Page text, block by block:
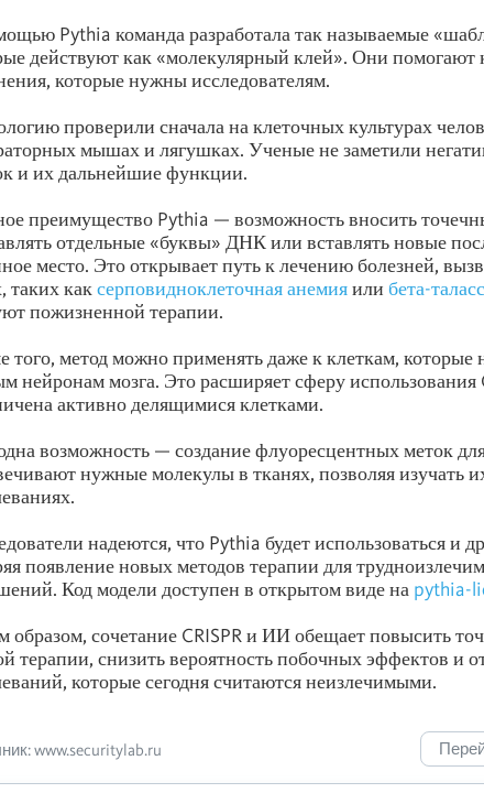
Pythia команда разработала так называемые
действуют как «молекулярный клей». Они помогают
которые нужны исследователям.
проверили сначала на клеточных культурах
мышах и лягушках. Ученые не заметили
и их дальнейшие функции.
преимущество Pythia — возможность вносить
отдельные «буквы» ДНК или вставлять новые
место. Это открывает путь к лечению болезней,
таких каксерповидноклеточная анемияили бета-
пожизненной терапии.
того, метод можно применять даже к клеткам, которые
нейронам мозга. Это расширяет сферу использования
активно делящимися клетками.
возможность — создание флуоресцентных меток
нужные молекулы в тканях, позволяя изучать
надеются, что Pythia будет использоваться и
появление новых методов терапии для
Код модели доступен в открытом виде на pythia-
образом, сочетание CRISPR и ИИ обещает повысить
терапии, снизить вероятность побочных эффектов и
которые сегодня считаются неизлечимыми.
www.securitylab.ru